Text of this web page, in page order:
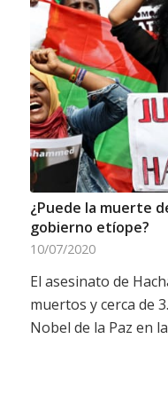
¿Puede la muerte
gobierno etíope?
10/07/2020
El asesinato de
muertos y cerca de
Nobel de la Paz en